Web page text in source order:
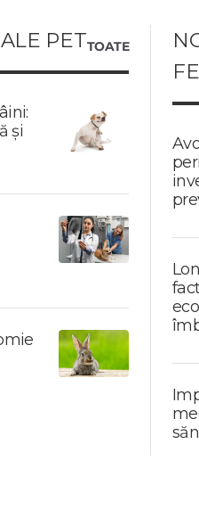
PETTOATE
și